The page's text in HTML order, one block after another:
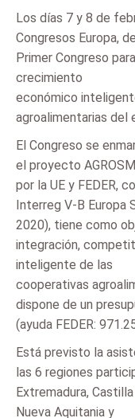
Los días 7 y 8 de
Congresos Europa,
Primer Congreso
crecimiento
económico
agroalimentarias del
El Congreso se
el proyecto
por la UE y FEDER,
Interreg V-B Europa
2020), tiene como
integración,
inteligente de las
cooperativas
dispone de un
(ayuda FEDER:
Está previsto la
las 6 regiones
Extremadura,
Nueva Aquitania y